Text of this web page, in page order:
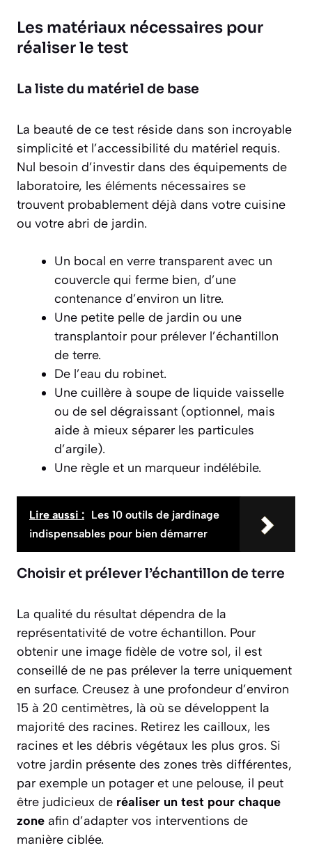
Les matériaux nécessaires pour
réaliser le test
La liste du matériel de base
La beauté de ce test réside dans son incroyable
simplicité et l’accessibilité du matériel requis.
Nul besoin d’investir dans des équipements de
laboratoire, les éléments nécessaires se
trouvent probablement déjà dans votre cuisine
ou votre abri de jardin.
Un bocal en verre transparent avec un
couvercle qui ferme bien, d’une
contenance d’environ un litre.
Une petite pelle de jardin ou une
transplantoir pour prélever l’échantillon
de terre.
De l’eau du robinet.
Une cuillère à soupe de liquide vaisselle
ou de sel dégraissant (optionnel, mais
aide à mieux séparer les particules
d’argile).
Une règle et un marqueur indélébile.
Lire aussi : Les 10 outils de jardinage
indispensables pour bien démarrer
Choisir et prélever l’échantillon de terre
La qualité du résultat dépendra de la
représentativité de votre échantillon. Pour
obtenir une image fidèle de votre sol, il est
conseillé de ne pas prélever la terre uniquement
en surface. Creusez à une profondeur d’environ
15 à 20 centimètres, là où se développent la
majorité des racines. Retirez les cailloux, les
racines et les débris végétaux les plus gros. Si
votre jardin présente des zones très différentes,
par exemple un potager et une pelouse, il peut
être judicieux de réaliser un test pour chaque
zone afin d’adapter vos interventions de
manière ciblée.